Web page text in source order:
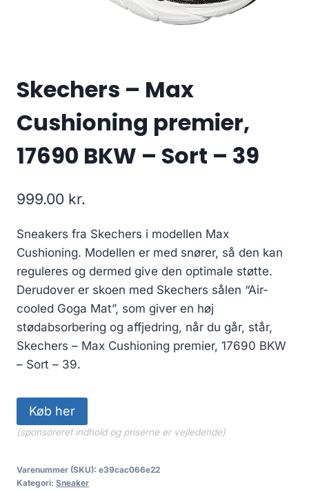
Skechers – Max
Cushioning premier,
17690 BKW – Sort – 39
999.00 kr.
Sneakers fra Skechers i modellen Max
Cushioning. Modellen er med snører, så den kan
reguleres og dermed give den optimale støtte.
Derudover er skoen med Skechers sålen “Air-
cooled Goga Mat”, som giver en høj
stødabsorbering og affjedring, når du går, står,
Skechers – Max Cushioning premier, 17690 BKW
– Sort – 39.
Køb her
(sponsoreret indhold og priserne er vejledende)
Varenummer (SKU): e39cac066e22
Kategori: Sneaker